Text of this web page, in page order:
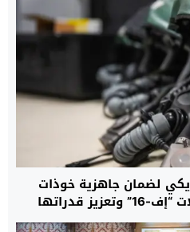
لضمان جاهزية خوذات
التصويب الذكية لمقاتلات “إف-16” وتعزيز قدراتها
عام 2032